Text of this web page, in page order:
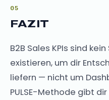
FAZIT
B2B Sales KPIs sind
existieren, um dir
liefern — nicht um
PULSE-Methode gibt